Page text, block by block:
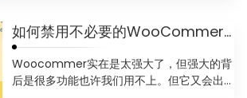
如何禁用不必要的WooCommerce的古腾堡区块
Woocommer实在是太强大了，但强大的背
后是很多功能也许我们用不上。但它又会出